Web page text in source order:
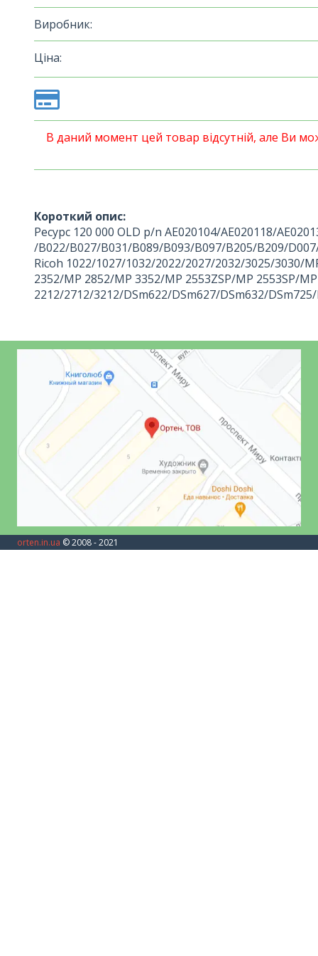
Виробник:
Ціна:
В даний момент цей товар відсутній, але Ви
Короткий опис:
Ресурс 120 000 OLD p/n AE020104/AE020118/
/B022/B027/B031/B089/B093/B097/B205/B209/
Ricoh 1022/1027/1032/2022/2027/2032/3025/3030/
2352/MP 2852/MP 3352/MP 2553ZSP/MP 2553SP/
2212/2712/3212/DSm622/DSm627/DSm632/
orten.in.ua © 2008 - 2021